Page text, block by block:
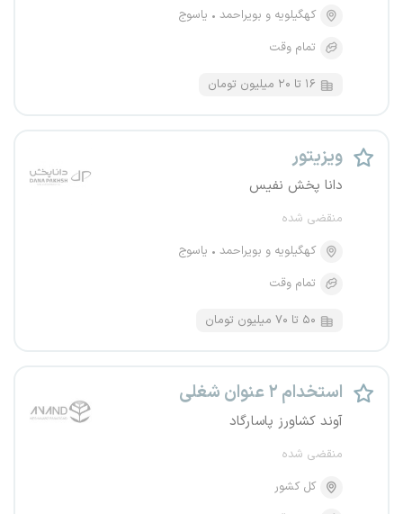
کهگیلویه و بویراحمد
یاسوج
تمام وقت
۱۶ تا ۲۰ میلیون تومان
ویزیتور
دانا پخش نفیس
منقضی شده
کهگیلویه و بویراحمد
یاسوج
تمام وقت
۵۰ تا ۷۰ میلیون تومان
استخدام ۲ عنوان شغلی
آوند کشاورز پاسارگاد
منقضی شده
کل کشور